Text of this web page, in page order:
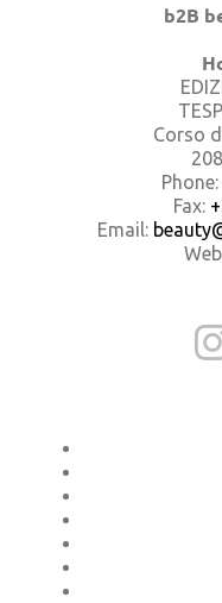
b2B
Corso
Phone:
Fax:
Email: